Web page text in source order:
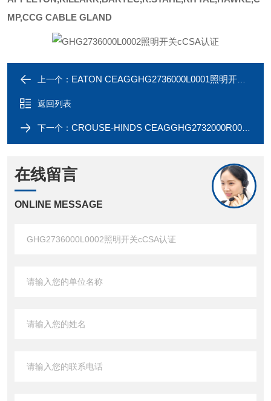
MP,CCG CABLE GLAND
上一个： EATON CEAGGHG2736000L0001照明开关cCSA认证
返回列表
下一个： CROUSE-HINDS CEAGGHG2732000R0018防爆照明开关
在线留言
ONLINE MESSAGE